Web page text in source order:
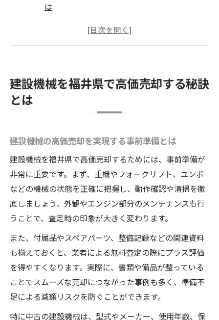
は
福井県で建設機械を高く売るための業者選
ト
建設機械の買取で重視すべき選定基準とは
スムーズな売却に結びつく機械のポイント
中古建設機械の買取で失敗しないコツ
フォークリフトやトラックの買取事情を紹
介
福井県で選ばれる建設機械の特徴と傾向
不要な建設機械売却で手間を省く3つのコツ
建設機械売却時の手間を省く事前対応法
不要な建設機械を効率よく整理する方法
スムーズな買取につながる書類管理術
建設機械の査定を簡単に依頼するポイント
現場で活躍した建設機械の価値を高める工
建設機械を福井県で高価売却する秘訣
とは
建設機械の高価売却を実現する事前準備とは
建設機械を福井県で高価売却するためには、事前準備が
非常に重要です。まず、重機やフォークリフト、ユンボ
などの機械の状態を正確に把握し、動作確認や清掃を徹
底しましょう。外観やエンジン部分のメンテナンスも行
うことで、査定時の印象が大きく変わります。
また、付属品やスペアパーツ、整備記録などの関連資料
も揃えておくと、業者による無料査定の際にプラス評価
を得やすくなります。実際に、書類や備品が整っている
ことでスムーズな売却につながった事例も多く、準備不
足による減額リスクを防ぐことができます。
特に中古の建設機械は、型式やメーカー、使用年数、保